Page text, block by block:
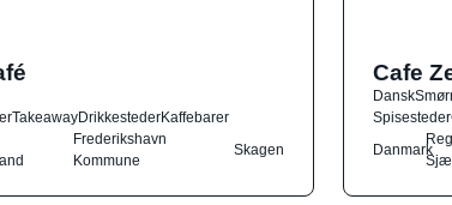
TakeawayDrikkestederKaffebarer
Frederikshavn
Kommune
Skagen
Cafe
Dansk
Spisesteder
Danmark